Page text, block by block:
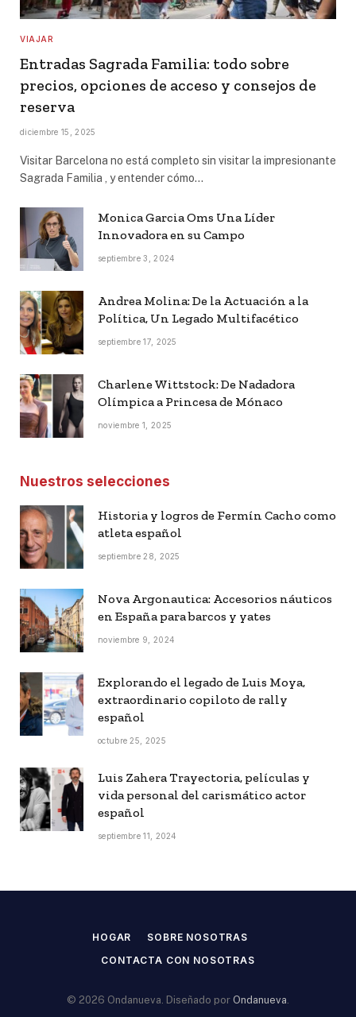
VIAJAR
Entradas Sagrada Familia: todo sobre
precios, opciones de acceso y consejos de
reserva
diciembre 15, 2025
Visitar Barcelona no está completo sin visitar la impresionante
Sagrada Familia , y entender cómo…
Monica Garcia Oms Una Líder
Innovadora en su Campo
septiembre 3, 2024
Andrea Molina: De la Actuación a la
Política, Un Legado Multifacético
septiembre 17, 2025
Charlene Wittstock: De Nadadora
Olímpica a Princesa de Mónaco
noviembre 1, 2025
Nuestros selecciones
Historia y logros de Fermín Cacho como
atleta español
septiembre 28, 2025
Nova Argonautica: Accesorios náuticos
en España para barcos y yates
noviembre 9, 2024
Explorando el legado de Luis Moya,
extraordinario copiloto de rally
español
octubre 25, 2025
Luis Zahera Trayectoria, películas y
vida personal del carismático actor
español
septiembre 11, 2024
HOGAR
SOBRE NOSOTRAS
CONTACTA CON NOSOTRAS
© 2026 Ondanueva. Diseñado por Ondanueva